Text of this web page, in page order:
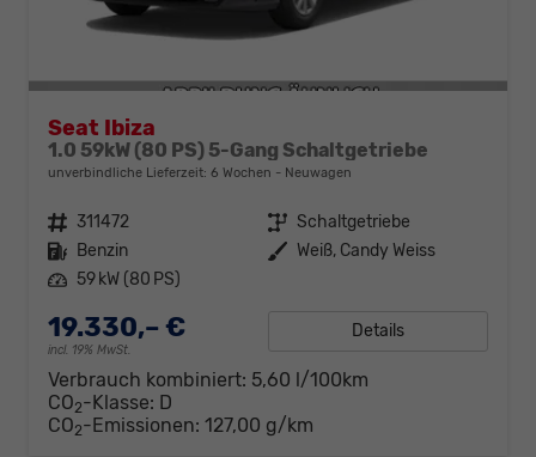
Seat Ibiza
1.0 59kW (80 PS) 5-Gang Schaltgetriebe
unverbindliche Lieferzeit: 6 Wochen Neuwagen
Fahrzeugnr. 311472 Getriebe Schaltgetriebe
Kraftstoff Benzin Außenfarbe Weiß, Candy Weiss
Leistung 59 kW (80 PS)
19.330,– €
incl. 19% MwSt.
Details
Verbrauch kombiniert: 5,60 l/100km
CO2-Klasse: D
CO2-Emissionen: 127,00 g/km